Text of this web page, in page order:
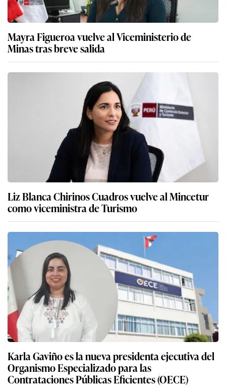
Mayra Figueroa vuelve al Viceministerio de
Minas tras breve salida
Liz Blanca Chirinos Cuadros vuelve al Mincetur
como viceministra de Turismo
Karla Gaviño es la nueva presidenta ejecutiva del
Organismo Especializado para las
Contrataciones Públicas Eficientes (OECE)